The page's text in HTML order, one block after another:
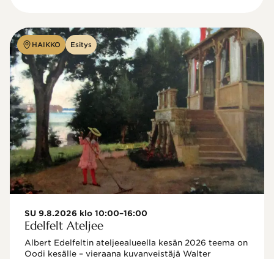
HAIKKO Esitys
SU 9.8.2026 klo 10:00–16:00
Edelfelt Ateljee
Albert Edelfeltin ateljeealueella kesän 2026 teema on
Oodi kesälle – vieraana kuvanveistäjä Walter